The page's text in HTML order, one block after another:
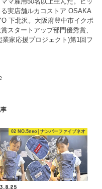
実店舗ルカコストア OSAKA
下北沢。大阪府豊中市イクボ
スタートアップ部門優秀賞、
家応援プロジェクト)第1回フ
02 NO.5neo│ナンバーファイブネオ